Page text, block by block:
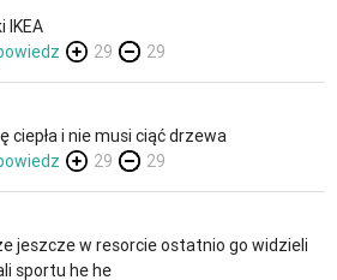
IKEA
29 29
ciepła i nie musi ciąć drzewa
29 29
jeszcze w resorcie ostatnio go widzieli
sportu he he